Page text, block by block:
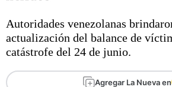
Liga del Sur
Básquetbol
Fútbol
Aplausos
Autoridades venezolanas
actualización del balance de
catástrofe del 24 de junio.
Agregar La Nueva en